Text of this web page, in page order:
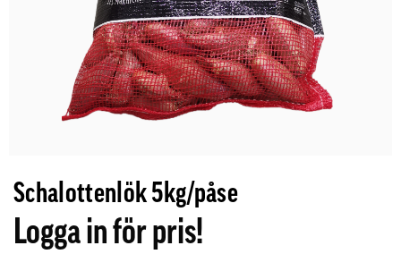
Schalottenlök 5kg/påse
Logga in för pris!